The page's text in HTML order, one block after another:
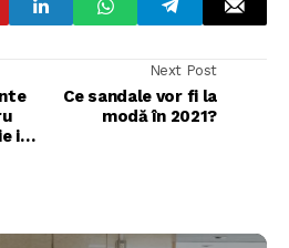
in
Next Post
Ce sandale vor fi la
modă în 2021?